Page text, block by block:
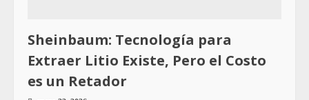
Sheinbaum: Tecnología para
Extraer Litio Existe, Pero el Costo
es un Retador